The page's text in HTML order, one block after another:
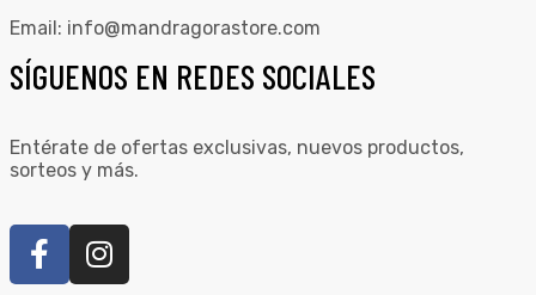
Email: info@mandragorastore.com
SÍGUENOS EN REDES SOCIALES
Entérate de ofertas exclusivas, nuevos productos,
sorteos y más.